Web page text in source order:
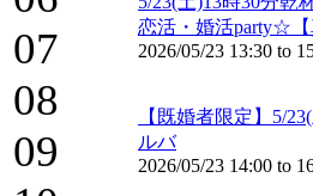
07
08
09
恋活・婚活party☆
2026/05/23 13:30 to
【既婚者限定】5/
ルバ
2026/05/23 14:00 to